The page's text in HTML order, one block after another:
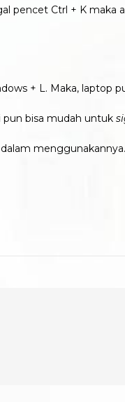
pencet Ctrl + K maka
+ L. Maka, laptop
pun bisa mudah untuk